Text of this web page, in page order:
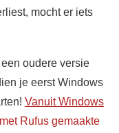
mocht er iets
oudere versie
je eerst Windows
Vanuit Windows
Rufus gemaakte